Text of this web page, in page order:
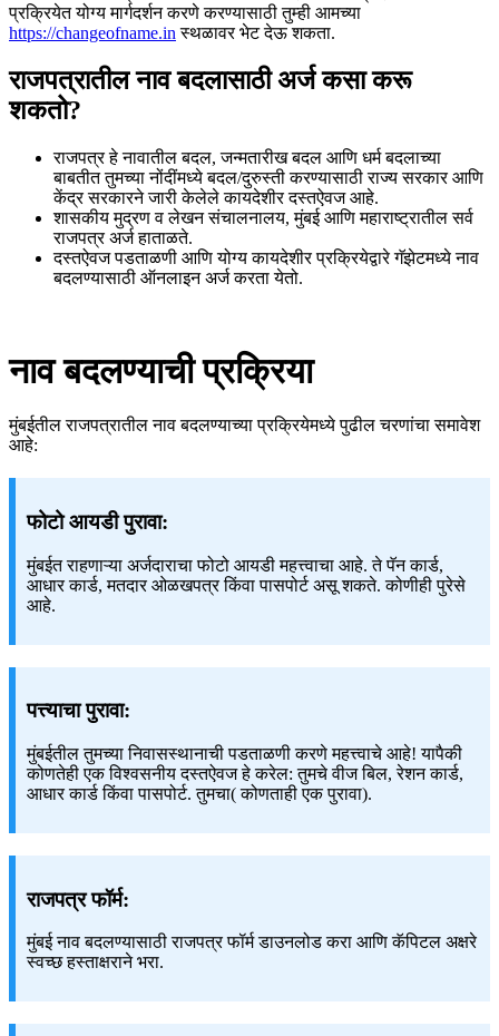
प्रक्रियेत योग्य मार्गदर्शन करणे करण्यासाठी तुम्ही आमच्या
https://changeofname.inस्थळावर भेट देऊ शकता.
राजपत्रातील नाव बदलासाठी अर्ज कसा करू
शकतो?
राजपत्र हे नावातील बदल, जन्मतारीख बदल आणि धर्म बदलाच्या
बाबतीत तुमच्या नोंदींमध्ये बदल/दुरुस्ती करण्यासाठी राज्य सरकार आणि
केंद्र सरकारने जारी केलेले कायदेशीर दस्तऐवज आहे.
शासकीय मुद्रण व लेखन संचालनालय, मुंबई आणि महाराष्ट्रातील सर्व
राजपत्र अर्ज हाताळते.
दस्तऐवज पडताळणी आणि योग्य कायदेशीर प्रक्रियेद्वारे गॅझेटमध्ये नाव
बदलण्यासाठी ऑनलाइन अर्ज करता येतो.
नाव बदलण्याची प्रक्रिया
मुंबईतील राजपत्रातील नाव बदलण्याच्या प्रक्रियेमध्ये पुढील चरणांचा समावेश
आहे:
फोटो आयडी पुरावा:
मुंबईत राहणाऱ्या अर्जदाराचा फोटो आयडी महत्त्वाचा आहे. ते पॅन कार्ड,
आधार कार्ड, मतदार ओळखपत्र किंवा पासपोर्ट असू शकते. कोणीही पुरेसे
आहे.
पत्त्याचा पुरावा:
मुंबईतील तुमच्या निवासस्थानाची पडताळणी करणे महत्त्वाचे आहे! यापैकी
कोणतेही एक विश्वसनीय दस्तऐवज हे करेल: तुमचे वीज बिल, रेशन कार्ड,
आधार कार्ड किंवा पासपोर्ट. तुमचा( कोणताही एक पुरावा).
राजपत्र फॉर्म:
मुंबई नाव बदलण्यासाठी राजपत्र फॉर्म डाउनलोड करा आणि कॅपिटल अक्षरे
स्वच्छ हस्ताक्षराने भरा.